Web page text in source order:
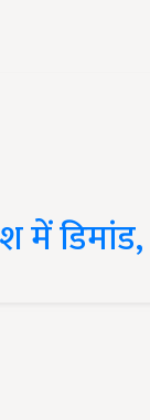
डिमांड,